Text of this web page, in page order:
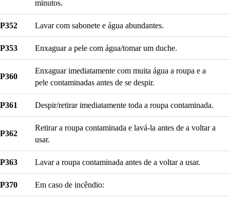
minutos.
P352 Lavar com sabonete e água abundantes.
P353 Enxaguar a pele com água/tomar um duche.
P360
Enxaguar imediatamente com muita água a roupa e a
pele contaminadas antes de se despir.
P361 Despir/retirar imediatamente toda a roupa contaminada.
P362
Retirar a roupa contaminada e lavá-la antes de a voltar a
usar.
P363 Lavar a roupa contaminada antes de a voltar a usar.
P370 Em caso de incêndio: